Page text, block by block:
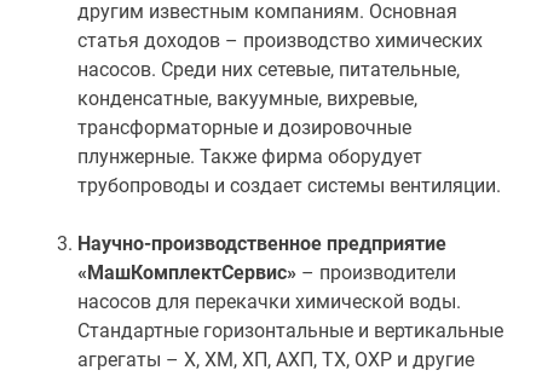
другим известным компаниям. Основная
статья доходов – производство химических
насосов. Среди них сетевые, питательные,
конденсатные, вакуумные, вихревые,
трансформаторные и дозировочные
плунжерные. Также фирма оборудует
трубопроводы и создает системы вентиляции.
Научно-производственное предприятие
«МашКомплектСервис» – производители
насосов для перекачки химической воды.
Стандартные горизонтальные и вертикальные
агрегаты – Х, ХМ, ХП, АХП, ТХ, ОХР и другие